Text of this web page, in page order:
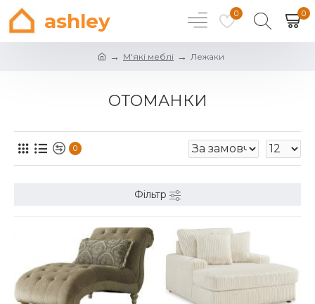
ashley 0 0
М'які меблі Лежаки
ОТОМАНКИ
0
Фільтр